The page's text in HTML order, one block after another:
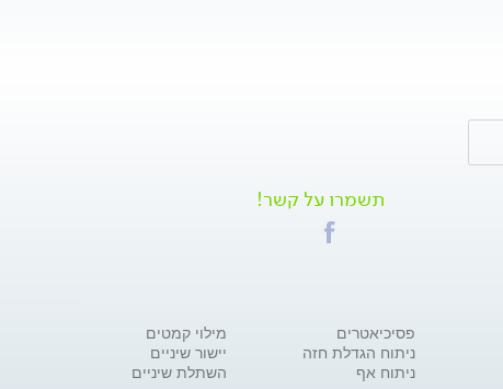
תשמרו על קשר!
פסיכיאטרים
ניתוח הגדלת חזה
ניתוח אף
מילוי קמטים
יישור שיניים
השתלת שיניים